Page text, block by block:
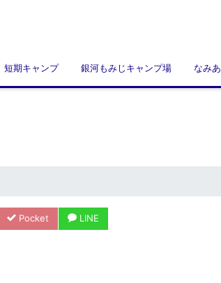
短期キャンプ 銀河もみじキャンプ場 なみ
Pocket LINE